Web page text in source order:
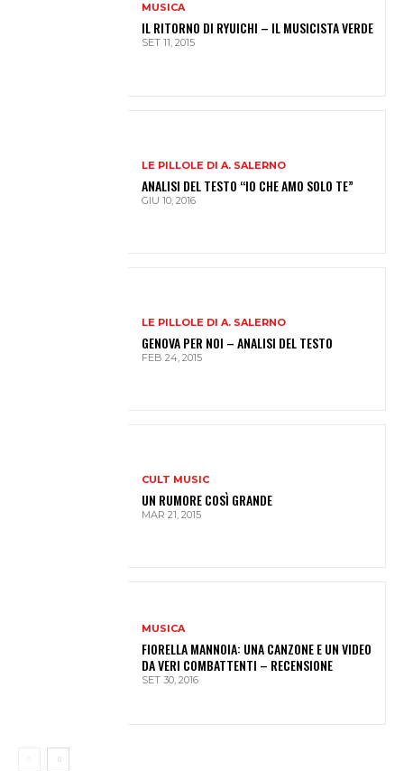
MUSICA
IL RITORNO DI RYUICHI – IL MUSICISTA VERDE
SET 11, 2015
LE PILLOLE DI A. SALERNO
ANALISI DEL TESTO “IO CHE AMO SOLO TE”
GIU 10, 2016
LE PILLOLE DI A. SALERNO
GENOVA PER NOI – ANALISI DEL TESTO
FEB 24, 2015
CULT MUSIC
UN RUMORE COSÌ GRANDE
MAR 21, 2015
MUSICA
FIORELLA MANNOIA: UNA CANZONE E UN VIDEO
DA VERI COMBATTENTI – RECENSIONE
SET 30, 2016